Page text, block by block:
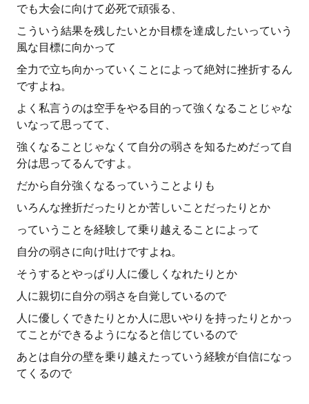
でも大会に向けて必死で頑張る、
こういう結果を残したいとか目標を達成したいっていう
風な目標に向かって
全力で立ち向かっていくことによって絶対に挫折するん
ですよね。
よく私言うのは空手をやる目的って強くなることじゃな
いなって思ってて、
強くなることじゃなくて自分の弱さを知るためだって自
分は思ってるんですよ。
だから自分強くなるっていうことよりも
いろんな挫折だったりとか苦しいことだったりとか
っていうことを経験して乗り越えることによって
自分の弱さに向け吐けですよね。
そうするとやっぱり人に優しくなれたりとか
人に親切に自分の弱さを自覚しているので
人に優しくできたりとか人に思いやりを持ったりとかっ
てことができるようになると信じているので
あとは自分の壁を乗り越えたっていう経験が自信になっ
てくるので